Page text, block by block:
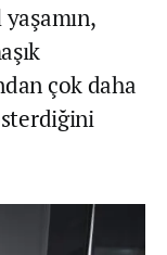
çok daha